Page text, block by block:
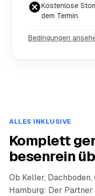
Kostenlose
dem Termin.
Bedingungen
ALLES INKLUSIVE
Komplett
besenrein
Ob Keller, Dachboden,
Hamburg: Der